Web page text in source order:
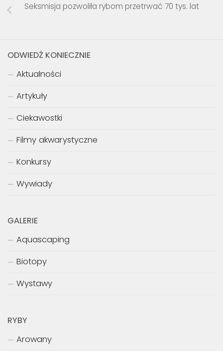
Seksmisja pozwoliła rybom przetrwać 70 tys. lat
ODWIEDŹ KONIECZNIE
Aktualności
Artykuły
Ciekawostki
Filmy akwarystyczne
Konkursy
Wywiady
GALERIE
Aquascaping
Biotopy
Wystawy
RYBY
Arowany